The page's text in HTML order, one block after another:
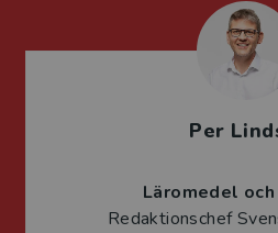
Per
Läromedel
Redaktionschef